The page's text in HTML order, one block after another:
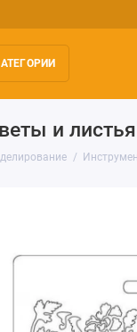
и